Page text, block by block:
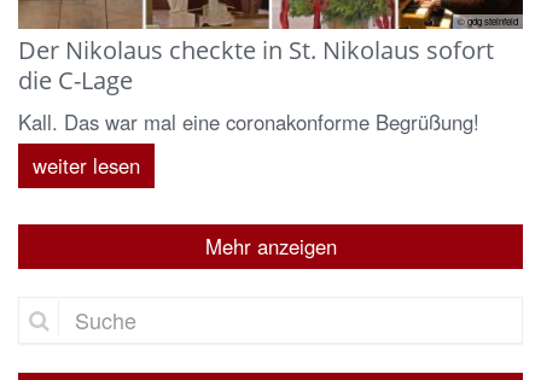
© gdg steinfeld
Der Nikolaus checkte in St. Nikolaus sofort
die C-Lage
Kall. Das war mal eine coronakonforme Begrüßung!
weiter lesen
Mehr anzeigen
Suche